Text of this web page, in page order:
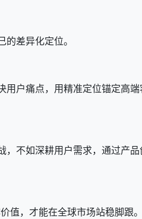
差异化定位。
用户痛点，用精准定位锚定高
，不如深耕用户需求，通过产
值，才能在全球市场站稳脚跟。